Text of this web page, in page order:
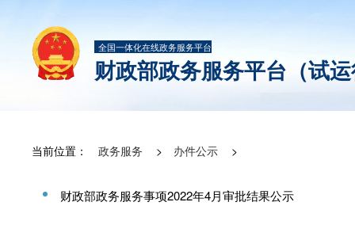
全国一体化在线政务服务平台
财政部政务服务平台（试
当前位置： 政务服务 > 办件公示 >
财政部政务服务事项2022年4月审批结果公示